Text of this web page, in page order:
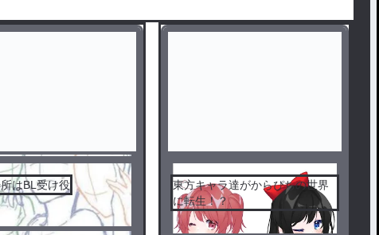
はBL受け役
東方キャラ達がからぴちの世界
に転生！？